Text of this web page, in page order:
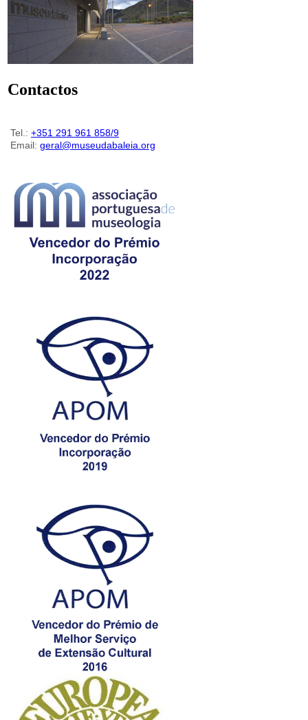
Contactos
Tel.: +351 291 961 858/9
Email: geral@museudabaleia.org